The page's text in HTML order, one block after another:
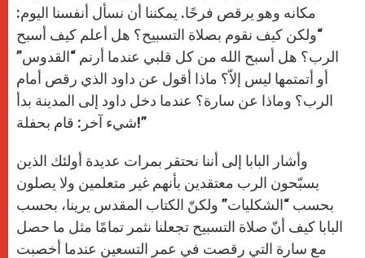
مكانه وهو يرقص فرحًا. يمكننا أن نسأل أنفسنا اليوم:
“ولكن كيف نقوم بصلاة التسبيح؟ هل أعلم كيف أسبح
الرب؟ هل أسبح الله من كل قلبي عندما أرنم “القدوس”
أو أتمتمها ليس إلاّ؟ ماذا أقول عن داود الذي رقص أمام
الرب؟ وماذا عن سارة؟ عندما دخل داود إلى المدينة بدأ
شيء آخر: قام بحفلة!”
وأشار البابا إلى أننا نحتقر بمرات عديدة أولئك الذين
يسبّحون الرب معتقدين بأنهم غير متعلمين ولا يصلون
بحسب “الشكليات” ولكنّ الكتاب المقدس يرينا، بحسب
البابا كيف أنّ صلاة التسبيح تجعلنا نثمر تمامًا مثل ما حصل
مع سارة التي رقصت في عمر التسعين عندما أخصبت